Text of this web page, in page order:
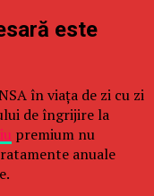
este
în viața de zi cu zi
de îngrijire la
premium nu
anuale